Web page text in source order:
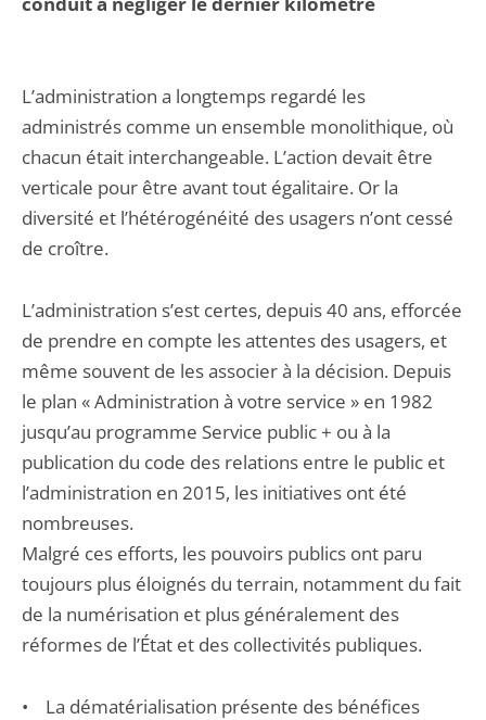
L’administration a longtemps regardé les
administrés comme un ensemble monolithique, où
chacun était interchangeable. L’action devait être
verticale pour être avant tout égalitaire. Or la
diversité et l’hétérogénéité des usagers n’ont cessé
de croître.
L’administration s’est certes, depuis 40 ans, efforcée
de prendre en compte les attentes des usagers, et
même souvent de les associer à la décision. Depuis
le plan « Administration à votre service » en 1982
jusqu’au programme Service public + ou à la
publication du code des relations entre le public et
l’administration en 2015, les initiatives ont été
nombreuses.
Malgré ces efforts, les pouvoirs publics ont paru
toujours plus éloignés du terrain, notamment du fait
de la numérisation et plus généralement des
réformes de l’État et des collectivités publiques.
• La dématérialisation présente des bénéfices